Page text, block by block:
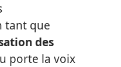
tant que
des
porte la voix